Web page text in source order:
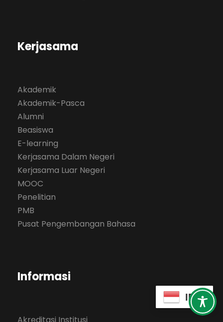
Kerjasama
Akademik
Akademik-Pasca
Alumni
Beasiswa
E-learning
Kerjasama Dalam Negeri
Kerjasama Luar Negeri
MOOC
Penelitian
PMB
Pusat Pengembangan Bahasa
Informasi
ID